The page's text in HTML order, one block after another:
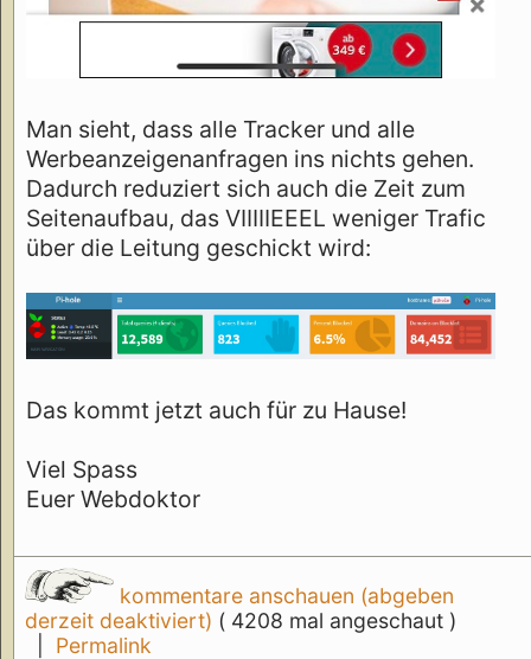
Man sieht, dass alle Tracker und alle
Werbeanzeigenanfragen ins nichts gehen.
Dadurch reduziert sich auch die Zeit zum
Seitenaufbau, das VIIIIIEEEL weniger Trafic
über die Leitung geschickt wird:
Das kommt jetzt auch für zu Hause!
Viel Spass
Euer Webdoktor
kommentare anschauen (abgeben
derzeit deaktiviert) ( 4208 mal angeschaut )
Permalink